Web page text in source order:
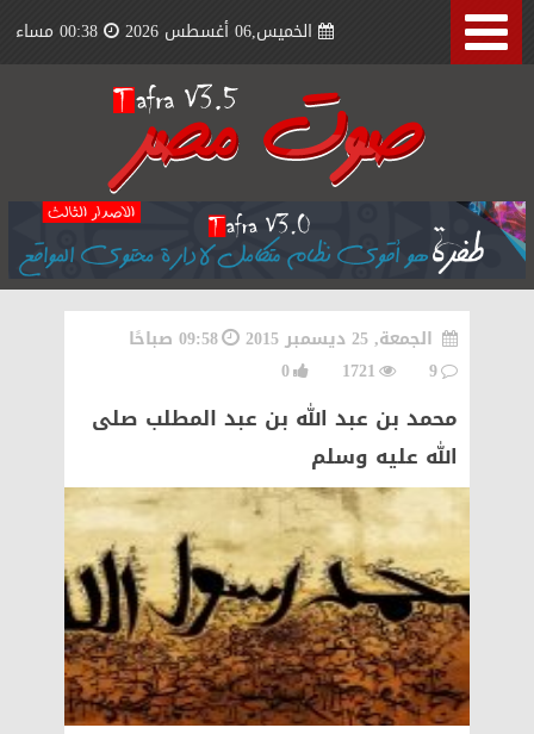
الخميس,06 أغسطس 2026 00:38 مساء
الجمعة, 25 ديسمبر 2015
09:58 صباحًا
9
1721
0
محمد بن عبد الله بن عبد المطلب صلى
الله عليه وسلم